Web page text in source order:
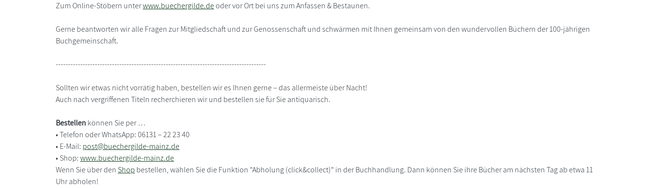
Zum Online-Stöbern unterwww.buechergilde.deoder vor Ort bei uns zum Anfassen & Bestaunen.
Gerne beantworten wir alle Fragen zur Mitgliedschaft und zur Genossenschaft und schwärmen mit Ihnen gemeinsam von den wundervollen Büchern der 100-jährigen
Buchgemeinschaft.
--------------------------------------------------------------------------------------
Sollten wir etwas nicht vorrätig haben, bestellen wir es Ihnen gerne – das allermeiste über Nacht!
Auch nach vergriffenen Titeln recherchieren wir und bestellen sie für Sie antiquarisch.
Bestellen können Sie per …
• Telefon oder WhatsApp: 06131 – 22 23 40
• E-Mail: post@buechergilde-mainz.de
• Shop:www.buechergilde-mainz.de
Wenn Sie über den Shop bestellen, wählen Sie die Funktion "Abholung (click&collect)" in der Buchhandlung. Dann können Sie ihre Bücher am nächsten Tag ab etwa 11
Uhr abholen!